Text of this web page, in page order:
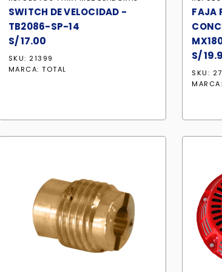
SWITCH DE VELOCIDAD -
TB2086-SP-14
S/17.00
SKU: 21399
MARCA:TOTAL
FAJA
S/
SKU:
MARCA: